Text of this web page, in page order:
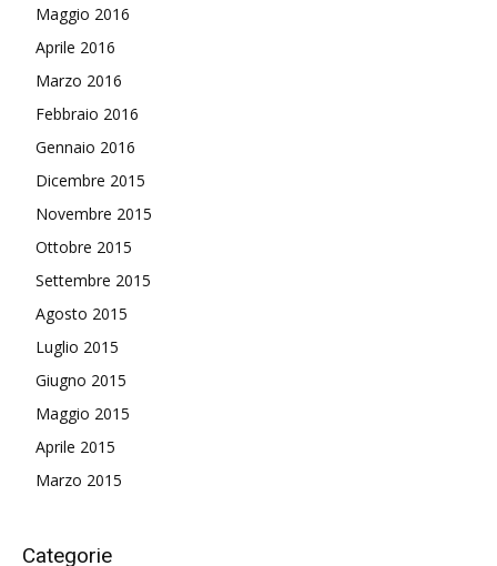
Maggio 2016
Aprile 2016
Marzo 2016
Febbraio 2016
Gennaio 2016
Dicembre 2015
Novembre 2015
Ottobre 2015
Settembre 2015
Agosto 2015
Luglio 2015
Giugno 2015
Maggio 2015
Aprile 2015
Marzo 2015
Categorie